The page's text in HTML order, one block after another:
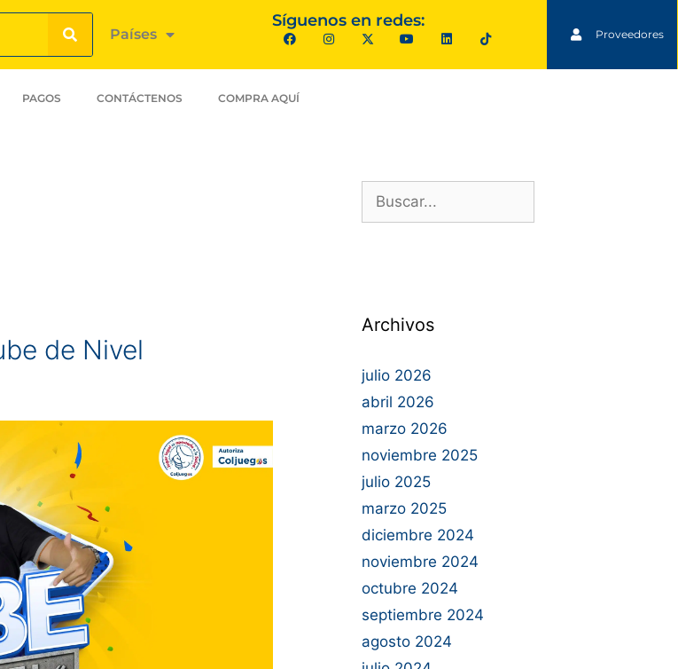
Países
Síguenos en redes:
Proveedores
PAGOS CONTÁCTENOS COMPRA AQUÍ
de Nivel
Archivos
julio 2026
abril 2026
marzo 2026
noviembre 2025
julio 2025
marzo 2025
diciembre 2024
noviembre 2024
octubre 2024
septiembre 2024
agosto 2024